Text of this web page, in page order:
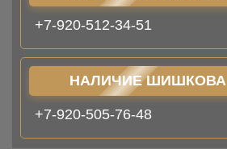
+7-920-512-34-51
НАЛИЧИЕ ШИШКОВА
+7-920-505-76-48